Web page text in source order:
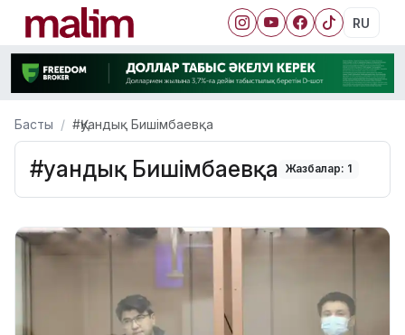
RU
Басты #Қуандық Бишімбаевқа
#Қуандық Бишімбаевқа Жазбалар: 1